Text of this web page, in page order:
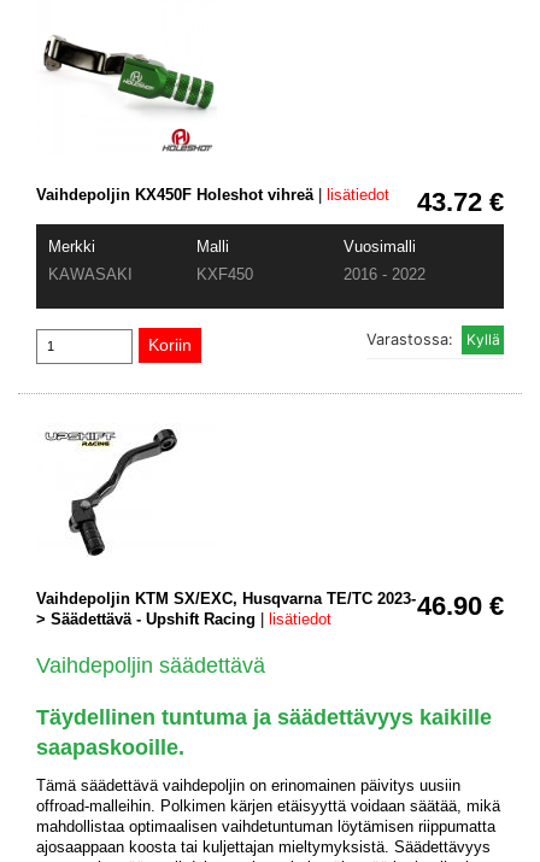
43.72 €
Vaihdepoljin KX450F Holeshot vihreä| lisätiedot
Merkki Malli
Vuosimalli
KAWASAKI
KXF450 2016 - 2022
Varastossa:
46.90 €
Vaihdepoljin KTM SX/EXC, Husqvarna TE/TC 2023-
> Säädettävä - Upshift Racing | lisätiedot
Vaihdepoljin säädettävä
Täydellinen tuntuma ja säädettävyys kaikille
saapaskooille.
Tämä säädettävä vaihdepoljin on erinomainen päivitys uusiin
offroad-malleihin. Polkimen kärjen etäisyyttä voidaan säätää, mikä
mahdollistaa optimaalisen vaihdetuntuman löytämisen riippumatta
ajosaappaan koosta tai kuljettajan mieltymyksistä. Säädettävyys